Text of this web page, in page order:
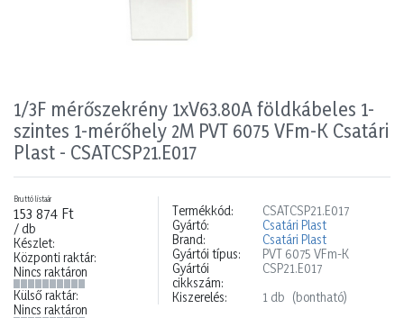
1/3F mérőszekrény 1xV63.80A földkábeles 1-
szintes 1-mérőhely 2M PVT 6075 VFm-K Csatári
Plast - CSATCSP21.E017
Bruttó listaár
153 874 Ft
/ db
Készlet:
Központi raktár:
Nincs raktáron
Külső raktár:
Nincs raktáron
Termékkód:
CSATCSP21.E017
Gyártó:
Csatári Plast
Brand:
Csatári Plast
Gyártói típus:
PVT 6075 VFm-K
Gyártói
cikkszám:
CSP21.E017
Kiszerelés:
1 db (bontható)